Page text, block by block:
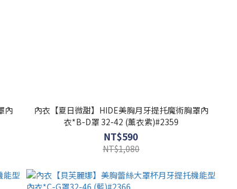
內
內衣【夏日微甜】HIDE美胸月牙提托魔術胸罩內
衣*B-D罩 32-42 (薰衣紫)#2359
NT$590
NT$1,080